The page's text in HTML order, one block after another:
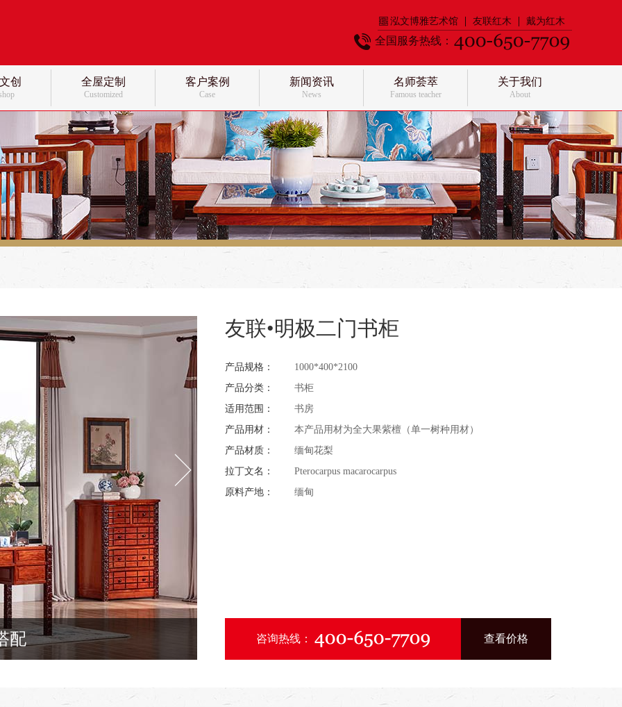
泓文博雅艺术馆 友联红木 戴为红木
全国服务热线：
创 全屋定制
Customized
客户案例
Case
新闻资讯
News
名师荟萃
Famous teacher
关于我们
About
永恒 防伪保真双保险
友联•明极二门书柜
产品规格：
1000*400*2100
产品分类：
书柜
适用范围：
书房
产品用材：
本产品用材为全大果紫檀（单一树种用材）
产品材质：
缅甸花梨
拉丁文名：
Pterocarpus macarocarpus
原料产地：
缅甸
咨询热线： 查看价格